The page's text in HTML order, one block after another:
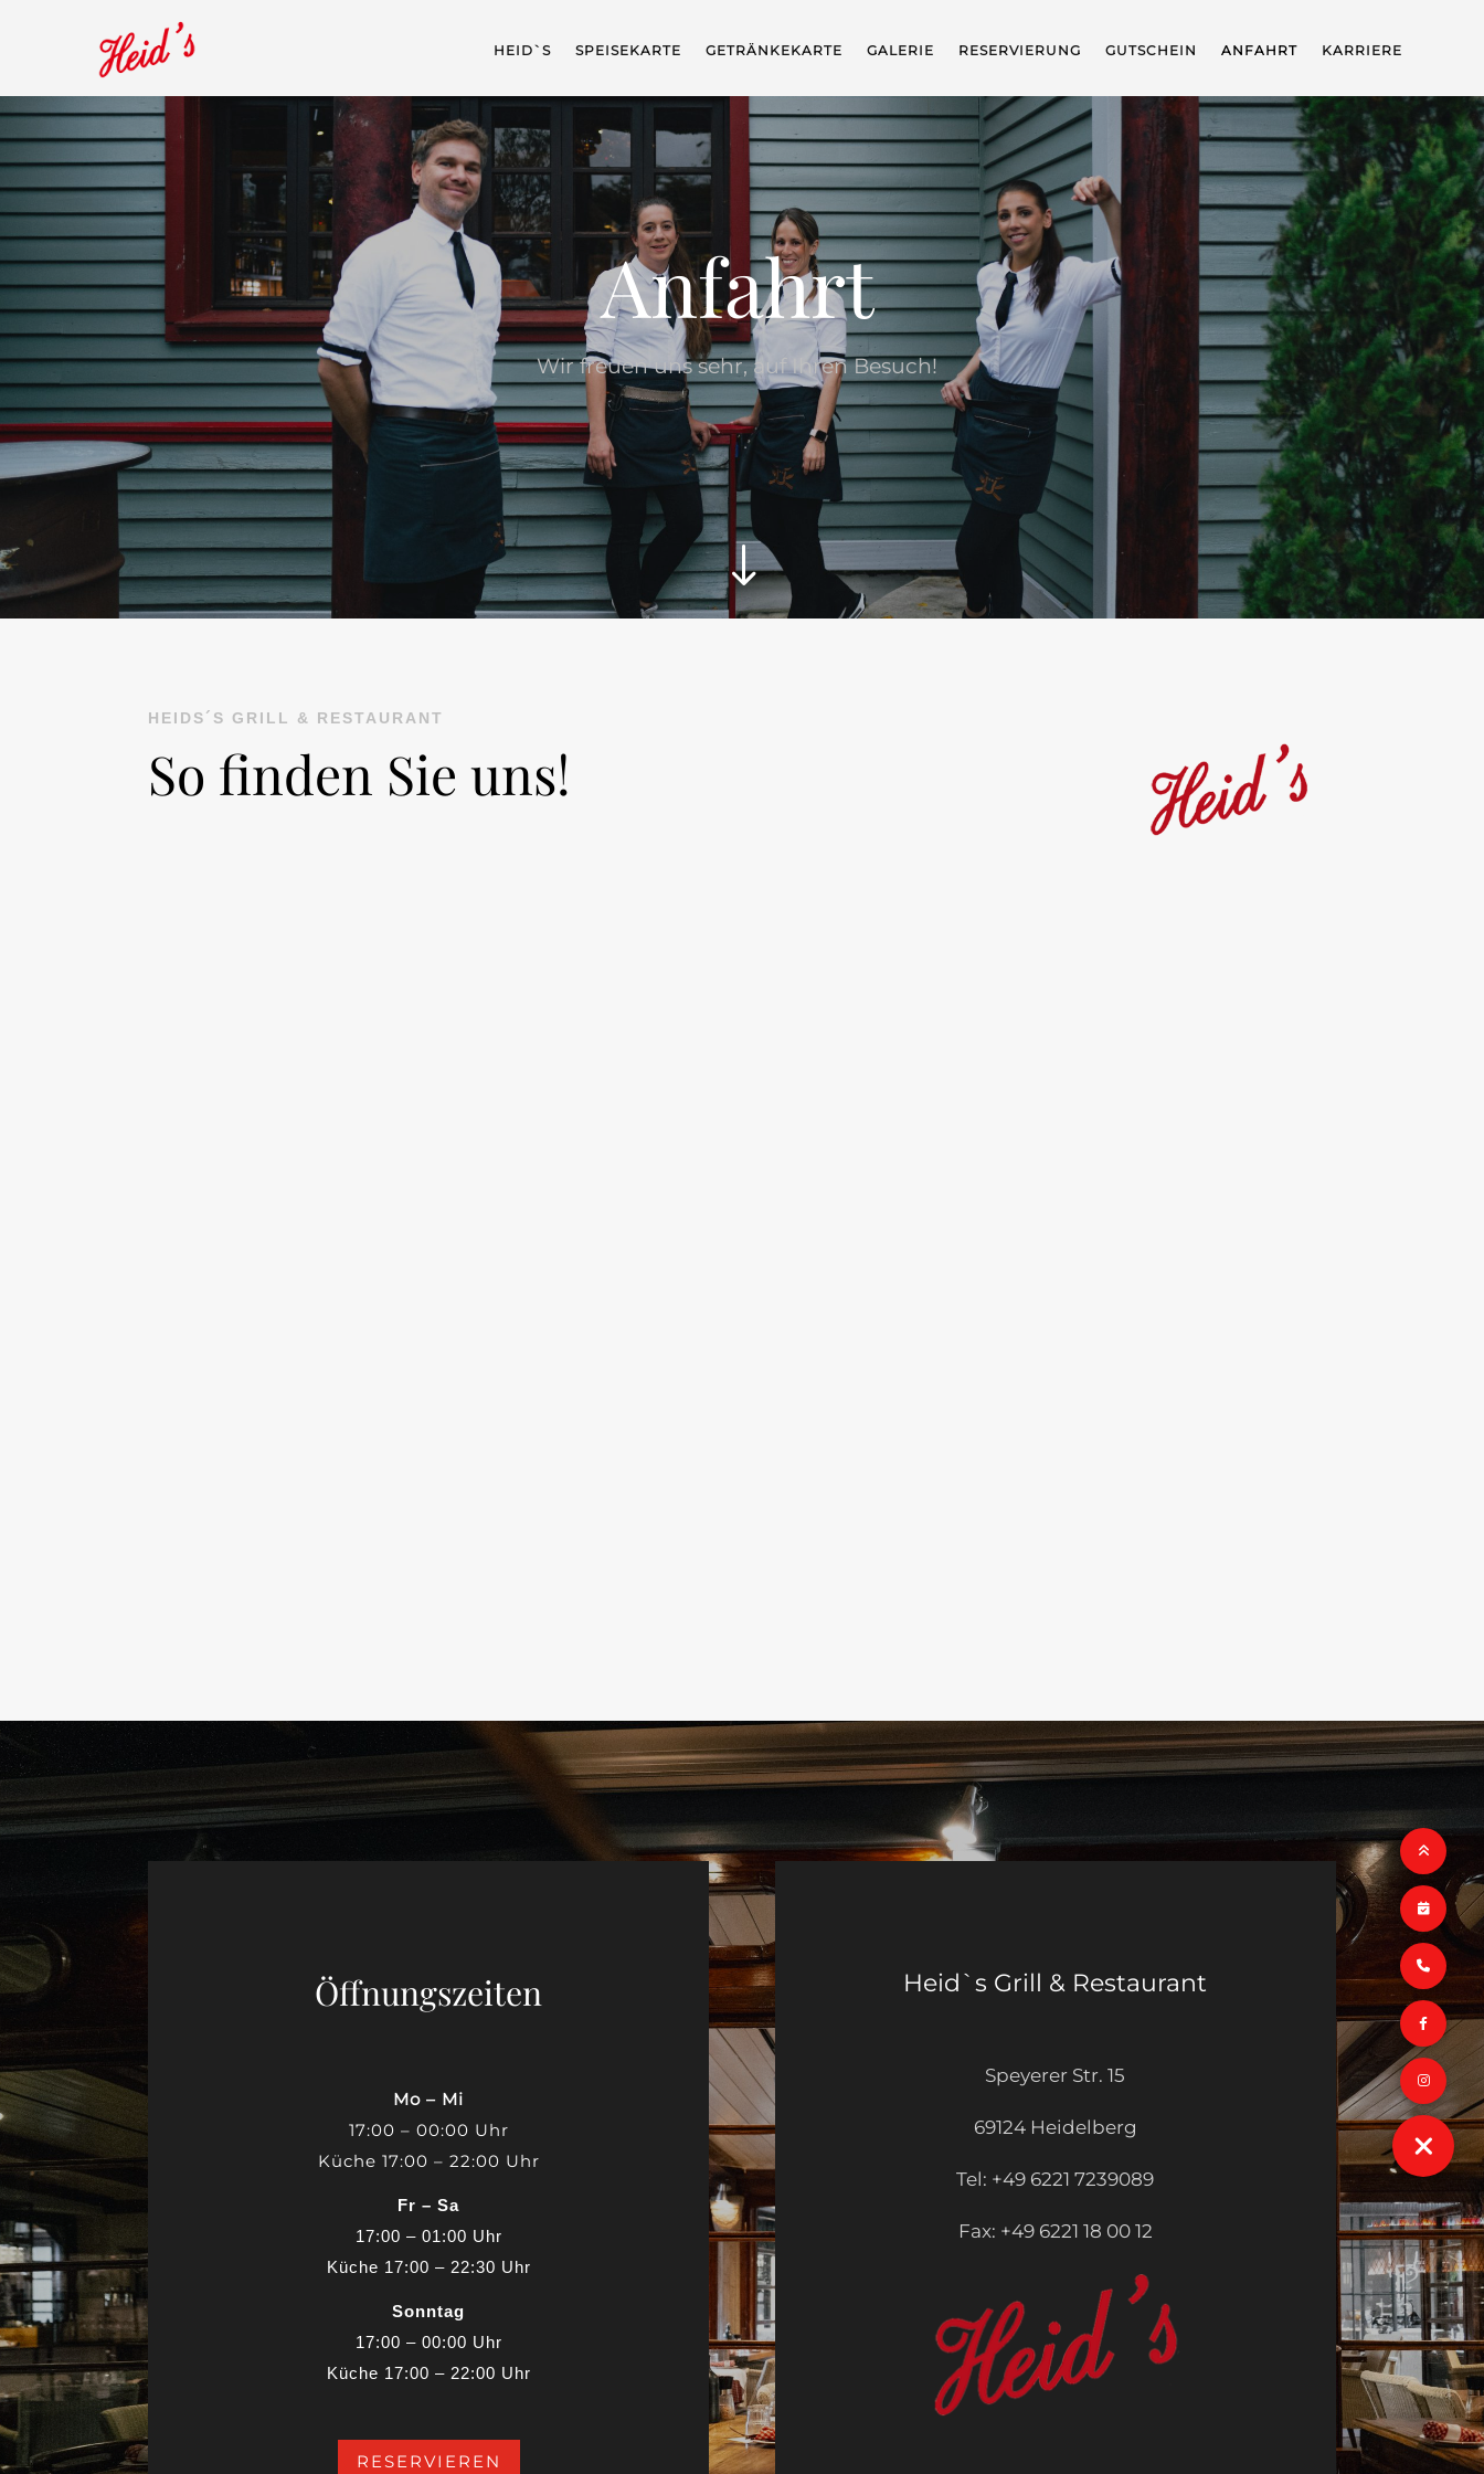
HEID`S SPEISEKARTE GETRÄNKEKARTE GALERIE RESERVIERUNG GUTSCHEIN ANFAHRT KARRIERE
Anfahrt
Wir freuen uns sehr, auf Ihren Besuch!
"
HEIDS´S GRILL & RESTAURANT
So finden Sie uns!
Öffnungszeiten
Mo – Mi
17:00 – 00:00 Uhr
Küche 17:00 – 22:00 Uhr
Fr – Sa
17:00 – 01:00 Uhr
Küche 17:00 – 22:30 Uhr
Sonntag
17:00 – 00:00 Uhr
Küche 17:00 – 22:00 Uhr
RESERVIEREN
Heid`s Grill & Restaurant
Speyerer Str. 15
69124 Heidelberg
Tel: +49 6221 7239089
Fax: +49 6221 18 00 12